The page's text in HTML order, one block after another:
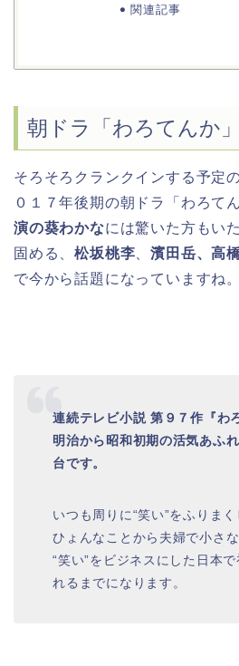
関連記事
朝ドラ「わろてんか」
そろそろクランクインする予定
０１７年後期の朝ドラ「わろて
演の葵わかなには驚いた方もい
固める、松坂桃李 、濱田岳、高
で今から話題になっていますね。
連続テレビ小説 第９７作『わ
明治から昭和初期の活気あふ
台です。
いつも周りに“笑い”をふりま
ひょんなことから夫婦で小さ
“笑い”をビジネスにした日本
れるまでになります。